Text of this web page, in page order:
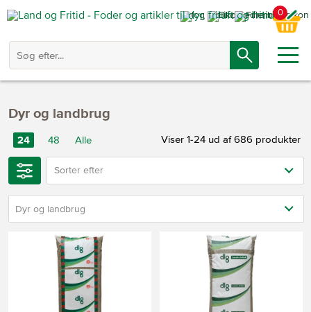
0
Dyr og landbrug
Viser 1-24 ud af 686 produkter
24 48 Alle
Sorter efter